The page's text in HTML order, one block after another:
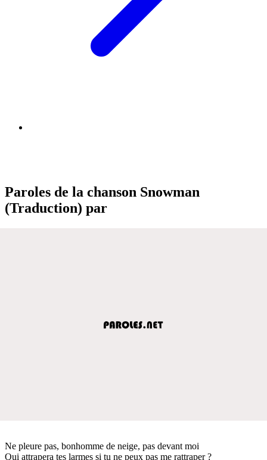
Paroles de la chanson Snowman
(Traduction) par
Ne pleure pas, bonhomme de neige, pas devant moi
Qui attrapera tes larmes si tu ne peux pas me rattraper ?